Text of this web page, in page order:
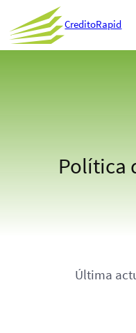
CreditoRapid
Política
Última